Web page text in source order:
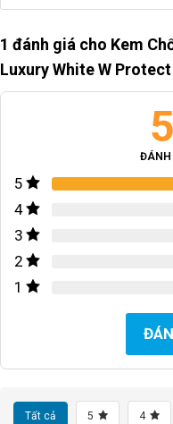
1 đánh giá cho Kem
Luxury White W Protect
ĐÁNH
5
4
3
2
1
Tất cả 5 4